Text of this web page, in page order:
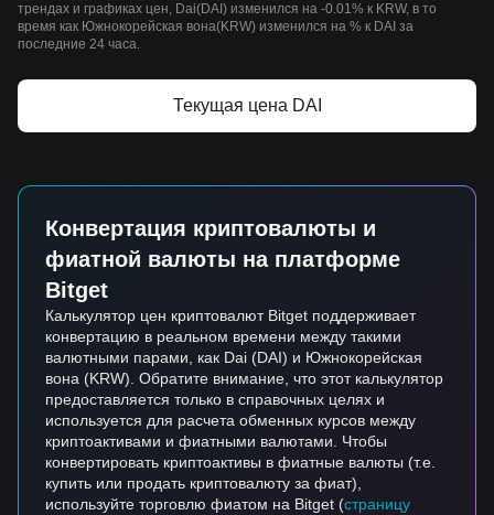
трендах и графиках цен, Dai(DAI) изменился на -0.01% к KRW, в то
время как Южнокорейская вона(KRW) изменился на % к DAI за
последние 24 часа.
Текущая цена DAI
Конвертация криптовалюты и
фиатной валюты на платформе
Bitget
Калькулятор цен криптовалют Bitget поддерживает
конвертацию в реальном времени между такими
валютными парами, как Dai (DAI) и Южнокорейская
вона (KRW). Обратите внимание, что этот калькулятор
предоставляется только в справочных целях и
используется для расчета обменных курсов между
криптоактивами и фиатными валютами. Чтобы
конвертировать криптоактивы в фиатные валюты (т.е.
купить или продать криптовалюту за фиат),
используйте торговлю фиатом на Bitget (страницу